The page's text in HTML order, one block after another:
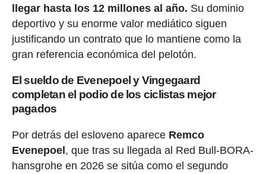
llegar hasta los 12 millones al año. Su dominio
deportivo y su enorme valor mediático siguen
justificando un contrato que lo mantiene como la
gran referencia económica del pelotón.
El sueldo de Evenepoel y Vingegaard
completan el podio de los ciclistas mejor
pagados
Por detrás del esloveno aparece Remco
Evenepoel , que tras su llegada al Red Bull-BORA-
hansgrohe en 2026 se sitúa como el segundo